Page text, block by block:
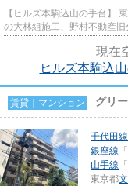
【ヒルズ本駒込山の手台】
の大林組施工、野村不動産
現在
ヒルズ本駒込
賃貸｜マンション グリ
千代田線
銀座線 「
山手線 「
東京都